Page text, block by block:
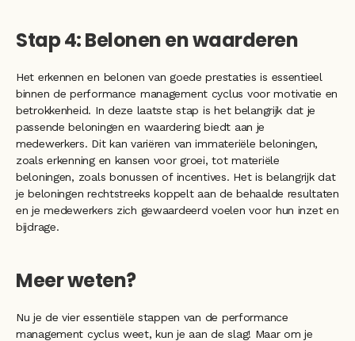
Stap 4: Belonen en waarderen
Het erkennen en belonen van goede prestaties is essentieel
binnen de performance management cyclus voor motivatie en
betrokkenheid. In deze laatste stap is het belangrijk dat je
passende beloningen en waardering biedt aan je
medewerkers. Dit kan variëren van immateriële beloningen,
zoals erkenning en kansen voor groei, tot materiële
beloningen, zoals bonussen of incentives. Het is belangrijk dat
je beloningen rechtstreeks koppelt aan de behaalde resultaten
en je medewerkers zich gewaardeerd voelen voor hun inzet en
bijdrage.
Meer weten?
Nu je de vier essentiële stappen van de performance
management cyclus weet, kun je aan de slag! Maar om je